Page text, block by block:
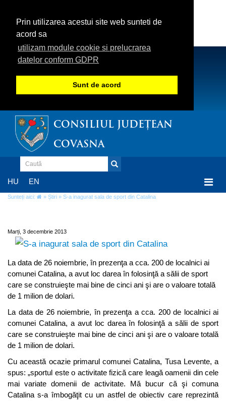
Prin utilizarea acestui site web sunteti de
acord sa
utilizam module cookie si prelucrarea
datelor conform GDPR
Sunt de acord
CONSILIUL JUDEȚEAN
COVASNA
HU EN
Sunteți aici: » Știri » S-a inagurat sala de sport din Catalina
Marți, 3 decembrie 2013
La data de 26 noiembrie, în prezenţa a cca. 200 de localnici ai
comunei Catalina, a avut loc darea în folosinţă a sălii de sport
care se construieşte mai bine de cinci ani şi are o valoare totală
de 1 milion de dolari.
La data de 26 noiembrie, în prezenţa a cca. 200 de localnici ai
comunei Catalina, a avut loc darea în folosinţă a sălii de sport
care se construieşte mai bine de cinci ani şi are o valoare totală
de 1 milion de dolari.
Cu această ocazie primarul comunei Catalina, Tusa Levente, a
spus: „sportul este o activitate fizică care leagă oamenii din cele
mai variate domenii de activitate. Mă bucur că şi comuna
Catalina s-a îmbogăţit cu un astfel de obiectiv care reprezintă